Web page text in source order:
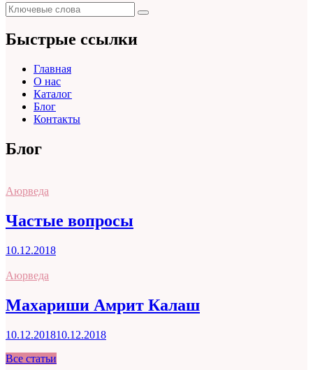
Поиск
для:
Поиск
Быстрые ссылки
Главная
О нас
Каталог
Блог
Контакты
Блог
Аюрведа
Частые вопросы
10.12.2018
Аюрведа
Махариши Амрит Калаш
10.12.201810.12.2018
Все статьи